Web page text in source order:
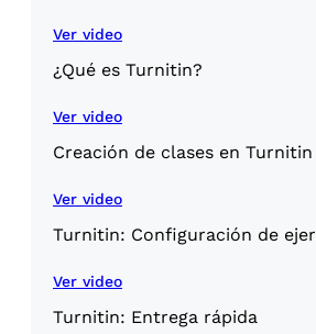
Ver video
¿Qué es Turnitin?
Ver video
Creación de clases en Turnitin
Ver video
Turnitin: Configuración de
Ver video
Turnitin: Entrega rápida